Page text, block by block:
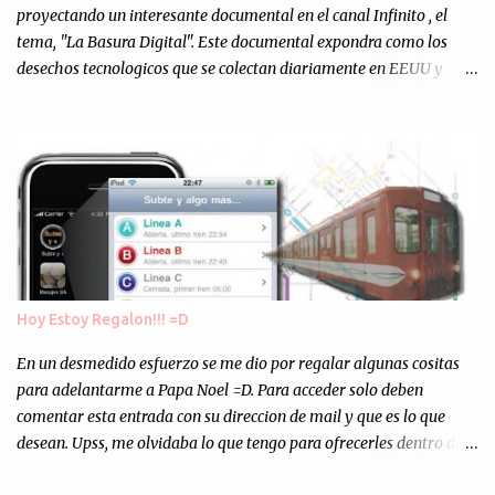
personalmente, un éxito y un logro sin precedentes. Sinceram...
proyectando un interesante documental en el canal Infinito , el
tema, "La Basura Digital". Este documental expondra como los
desechos tecnologicos que se colectan diariamente en EEUU y
Asi, todos los residuos sonincinerados produciendo lo que los
ambientalistas llaman "La Pesadilla de la Edad Cibernetica". La
transmision es el Domingo 2 de diciembre a las 21:00 hs. Me
parecio muy interesante, no creo que lo pueda ver por la hora, asi
que los comentarios los dejo en sus manos...
Hoy Estoy Regalon!!! =D
En un desmedido esfuerzo se me dio por regalar algunas cositas
para adelantarme a Papa Noel =D. Para acceder solo deben
comentar esta entrada con su direccion de mail y que es lo que
desean. Upss, me olvidaba lo que tengo para ofrecerles dentro de